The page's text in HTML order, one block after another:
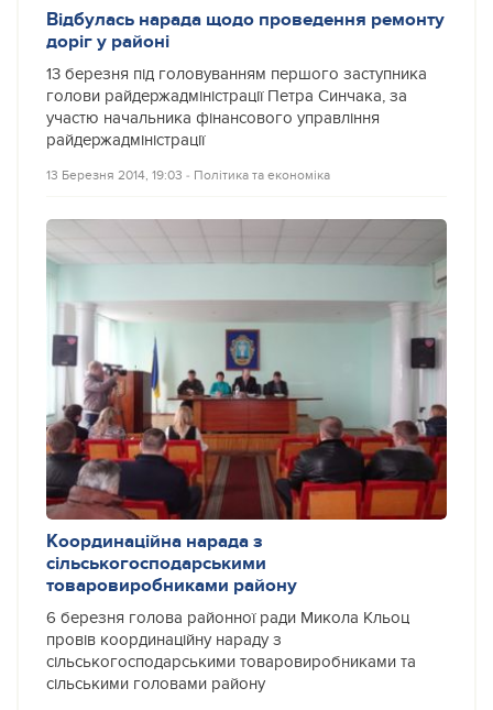
Відбулась нарада щодо проведення ремонту
доріг у районі
13 березня під головуванням першого заступника
голови райдержадміністрації Петра Синчака, за
участю начальника фінансового управління
райдержадміністрації
13 Березня 2014, 19:03 ‐ Політика та економіка
Координаційна нарада з
сільськогосподарськими
товаровиробниками району
6 березня голова районної ради Микола Кльоц
провів координаційну нараду з
сільськогосподарськими товаровиробниками та
сільськими головами району